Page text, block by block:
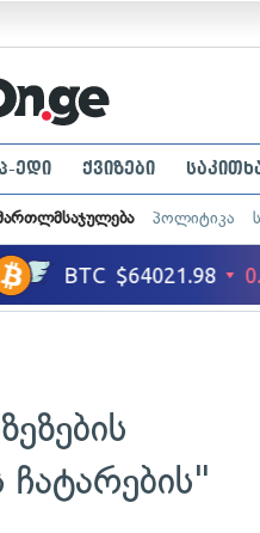
ედი ქვიზები
პოლიტიკა